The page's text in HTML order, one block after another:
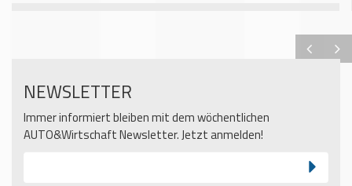
NEWSLETTER
Immer informiert bleiben mit dem wöchentlichen
AUTO&Wirtschaft Newsletter. Jetzt anmelden!